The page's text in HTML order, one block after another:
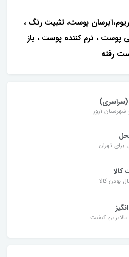
پوست، تثبیت رنگ ،
پوست ، نرم کننده پوست ، باز
رفته
(سراسری)
تهران
بودن کالا
کیفیت